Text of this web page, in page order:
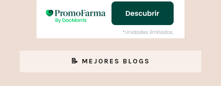
📝 MEJORES BLOGS